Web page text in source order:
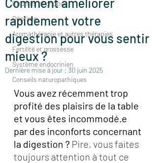
Rhumes et grippes
Déprime
Aromathérapie et autres thérapies
Fertilité et grossesse
Système endocrinien
Conseils naturopathiques
rapidement votre
digestion pour vous sentir
mieux ?
Dernière mise à jour : 30 juin 2025
Vous avez récemment trop
profité des plaisirs de la table
et vous êtes incommodé.e
par des inconforts concernant
la digestion ? Pire, vous faites
toujours attention à tout ce